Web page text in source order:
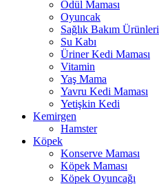
Ödül Maması
Oyuncak
Sağlık Bakım Ürünleri
Su Kabı
Üriner Kedi Maması
Vitamin
Yaş Mama
Yavru Kedi Maması
Yetişkin Kedi
Kemirgen
Hamster
Köpek
Konserve Maması
Köpek Maması
Köpek Oyuncağı